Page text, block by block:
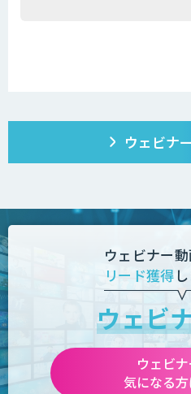
ウェビナ
ウェビナー動
リード獲得
ウェビ
ウェビ
気になる